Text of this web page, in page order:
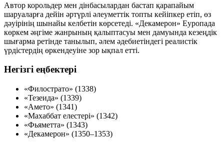
Автор корольдер мен дінбасылардан бастап қарапайым
шаруаларға дейін әртүрлі әлеуметтік топты кейіпкер етіп, өз
дәуірінің шынайы келбетін көрсетеді. «Декамерон» Еуропада
көркем әңгіме жанрының қалыптасуы мен дамуында кезеңдік
шығарма ретінде танылып, әлем әдебиетіндегі реалистік
үрдістердің өркендеуіне зор ықпал етті.
Негізгі еңбектері
«Филострато» (1338)
«Тезеида» (1339)
«Амето» (1341)
«Махаббат елестері» (1342)
«Фьяметта» (1343)
«Декамерон» (1350–1353)